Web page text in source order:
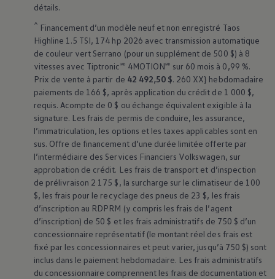
détails.
^ Financement d’un modèle neuf et non enregistré Taos
Highline 1.5 TSI, 174 hp 2026 avec transmission automatique
de couleur vert Serrano (pour un supplément de 500 $) à 8
vitesses avec Tiptronic🅫 4MOTION🅫 sur 60 mois à 0,99 %.
Prix de vente à partir de 42 492,50 $. 260 XX} hebdomadaire
paiements de 166 $, après application du crédit de 1 000 $,
requis. Acompte de 0 $ ou échange équivalent exigible à la
signature. Les frais de permis de conduire, les assurance,
l’immatriculation, les options et les taxes applicables sont en
sus. Offre de financement d’une durée limitée offerte par
l’intermédiaire des Services Financiers Volkswagen, sur
approbation de crédit. Les frais de transport et d’inspection
de prélivraison 2 175 $, la surcharge sur le climatiseur de 100
$, les frais pour le recyclage des pneus de 23 $, les frais
d’inscription au RDPRM (y compris les frais de l’agent
d’inscription) de 50 $ et les frais administratifs de 750 $ d’un
concessionnaire représentatif (le montant réel des frais est
fixé par les concessionnaires et peut varier, jusqu’à 750 $) sont
inclus dans le paiement hebdomadaire. Les frais administratifs
du concessionnaire comprennent les frais de documentation et